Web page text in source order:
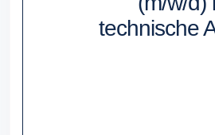
technische